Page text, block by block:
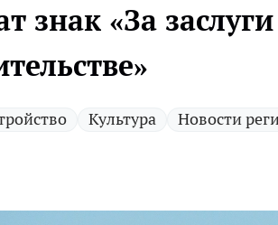
знак «За
Культура Новости